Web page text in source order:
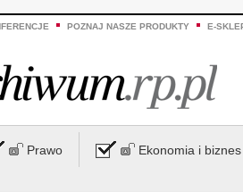
POZNAJ NASZE PRODUKTY E-
Prawo Ekonomia i biznes